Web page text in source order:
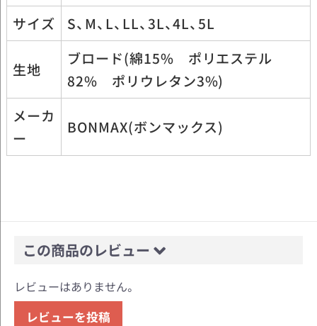
サイズ
S、M、L、LL、3L、4L、5L
生地
ブロード(綿15% ポリエステル
82% ポリウレタン3%)
メーカ
ー
BONMAX(ボンマックス)
この商品のレビュー
レビューはありません。
レビューを投稿